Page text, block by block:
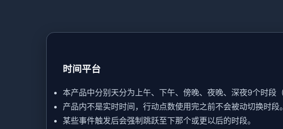
时间平台
本产品中分别天分为上午、下午、傍晚、夜晚、深夜9个时段
产品内不是实时时间，行动点数使用完之前不会被动切换时段。
某些事件触发后会强制跳跃至下那个或更以后的时段。